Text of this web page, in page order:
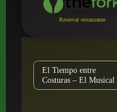
Reservar restaurante
El Tiempo entre
Costuras – El Musical